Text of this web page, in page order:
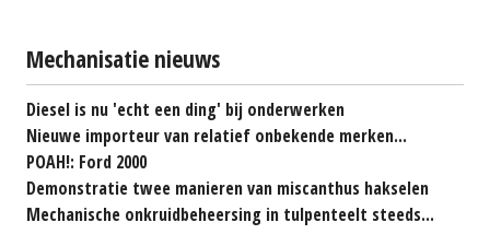
Mechanisatie nieuws
Diesel is nu 'echt een ding' bij onderwerken
Nieuwe importeur van relatief onbekende merken...
POAH!: Ford 2000
Demonstratie twee manieren van miscanthus hakselen
Mechanische onkruidbeheersing in tulpenteelt steeds...